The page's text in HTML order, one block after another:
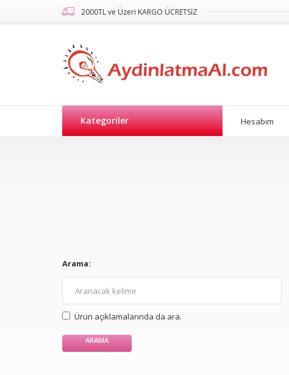
2000TL ve Üzeri KARGO ÜCRETSİZ
Kategoriler Hesabım
Arama:
Ürün açıklamalarında da ara.